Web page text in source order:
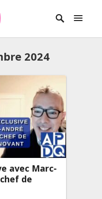
2024
avec Marc-
de